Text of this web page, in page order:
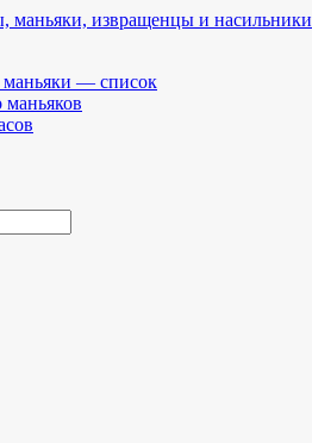
маньяки, извращенцы и насильники
— список